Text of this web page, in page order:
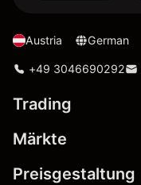
Austria German
+49 3046690292
Trading
Märkte
Preisgestaltung